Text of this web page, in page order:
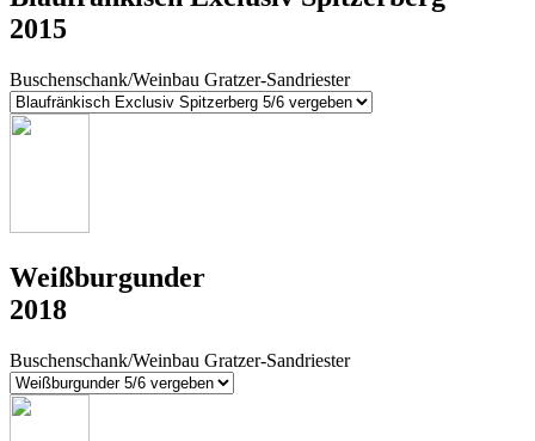
2015
Buschenschank/Weinbau Gratzer-Sandriester
Weißburgunder
2018
Buschenschank/Weinbau Gratzer-Sandriester